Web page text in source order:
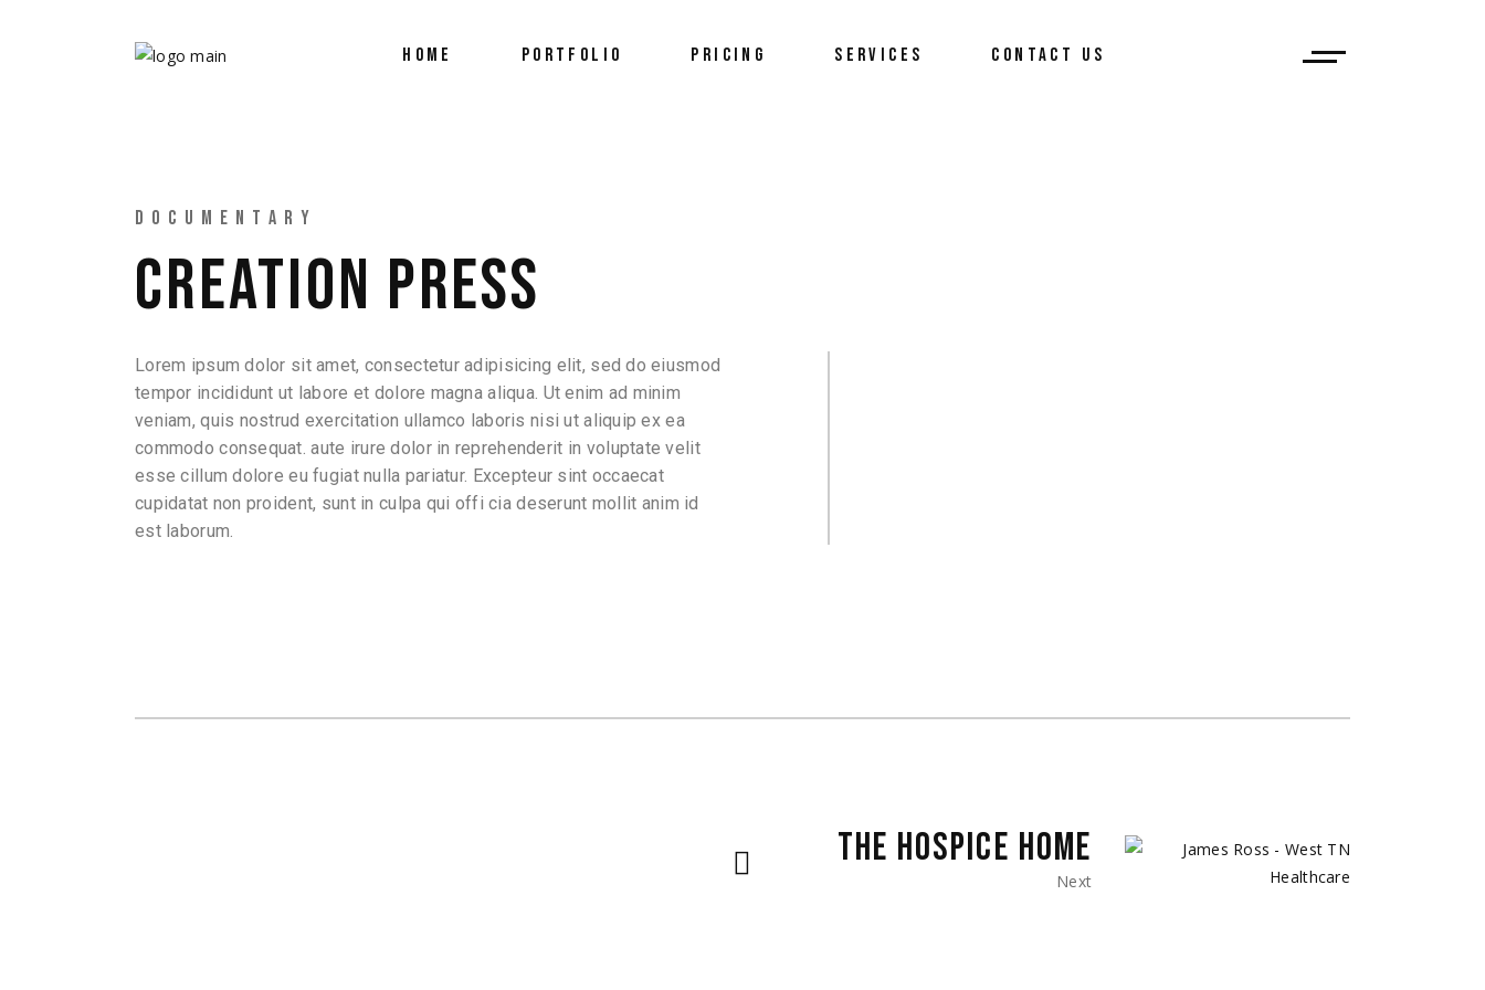
HOME PORTFOLIO PRICING SERVICES CONTACT US
DOCUMENTARY
CREATION PRESS
Lorem ipsum dolor sit amet, consectetur adipisicing elit, sed do eiusmod
tempor incididunt ut labore et dolore magna aliqua. Ut enim ad minim
veniam, quis nostrud exercitation ullamco laboris nisi ut aliquip ex ea
commodo consequat. aute irure dolor in reprehenderit in voluptate velit
esse cillum dolore eu fugiat nulla pariatur. Excepteur sint occaecat
cupidatat non proident, sunt in culpa qui offi cia deserunt mollit anim id
est laborum.
THE HOSPICE HOME
Next